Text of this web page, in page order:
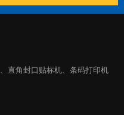
直角封口贴标机、条码打印机